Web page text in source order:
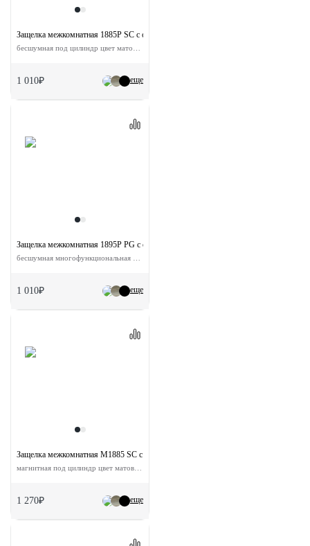
еще
Защелка межкомнатная 1885P SC с ответной планкой
1 010₽
еще
Защелка межкомнатная 1895P PG с ответной планкой
1 010₽
еще
Защелка межкомнатная M1885 SC с ответной планкой
1 270₽